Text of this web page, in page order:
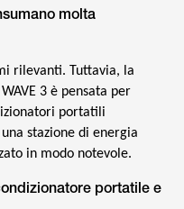
molta
rilevanti. Tuttavia, la
3 è pensata per
portatili
stazione di energia
in modo notevole.
portatile e